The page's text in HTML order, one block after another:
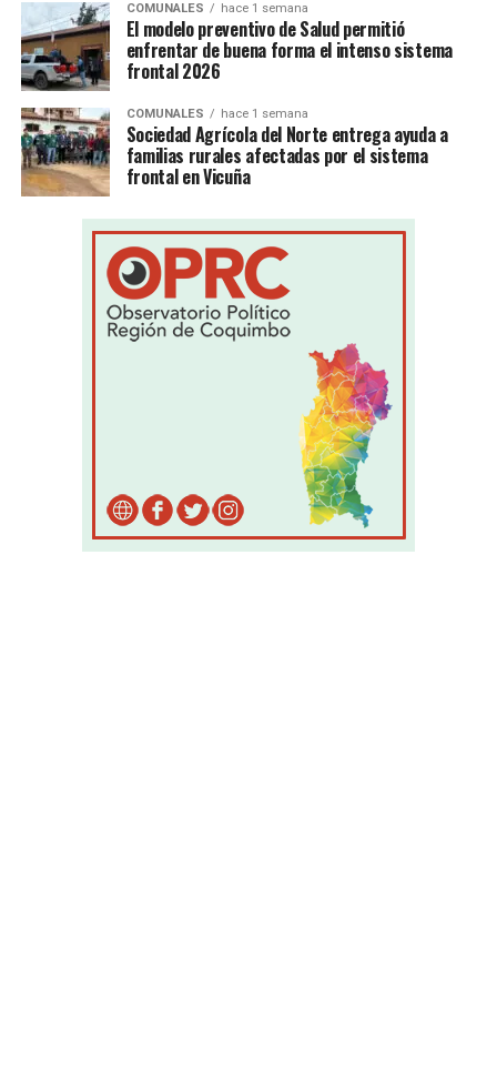
COMUNALES hace 1 semana
El modelo preventivo de Salud permitió
enfrentar de buena forma el intenso sistema
frontal 2026
COMUNALES hace 1 semana
Sociedad Agrícola del Norte entrega ayuda a
familias rurales afectadas por el sistema
frontal en Vicuña